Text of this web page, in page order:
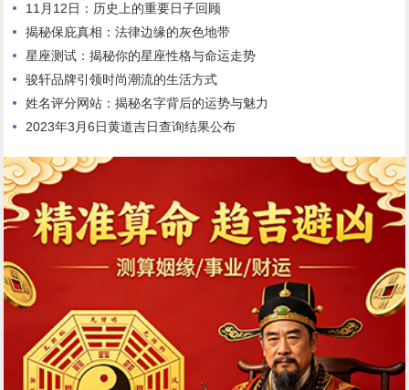
11月12日：历史上的重要日子回顾
揭秘保庇真相：法律边缘的灰色地带
星座测试：揭秘你的星座性格与命运走势
骏轩品牌引领时尚潮流的生活方式
姓名评分网站：揭秘名字背后的运势与魅力
2023年3月6日黄道吉日查询结果公布